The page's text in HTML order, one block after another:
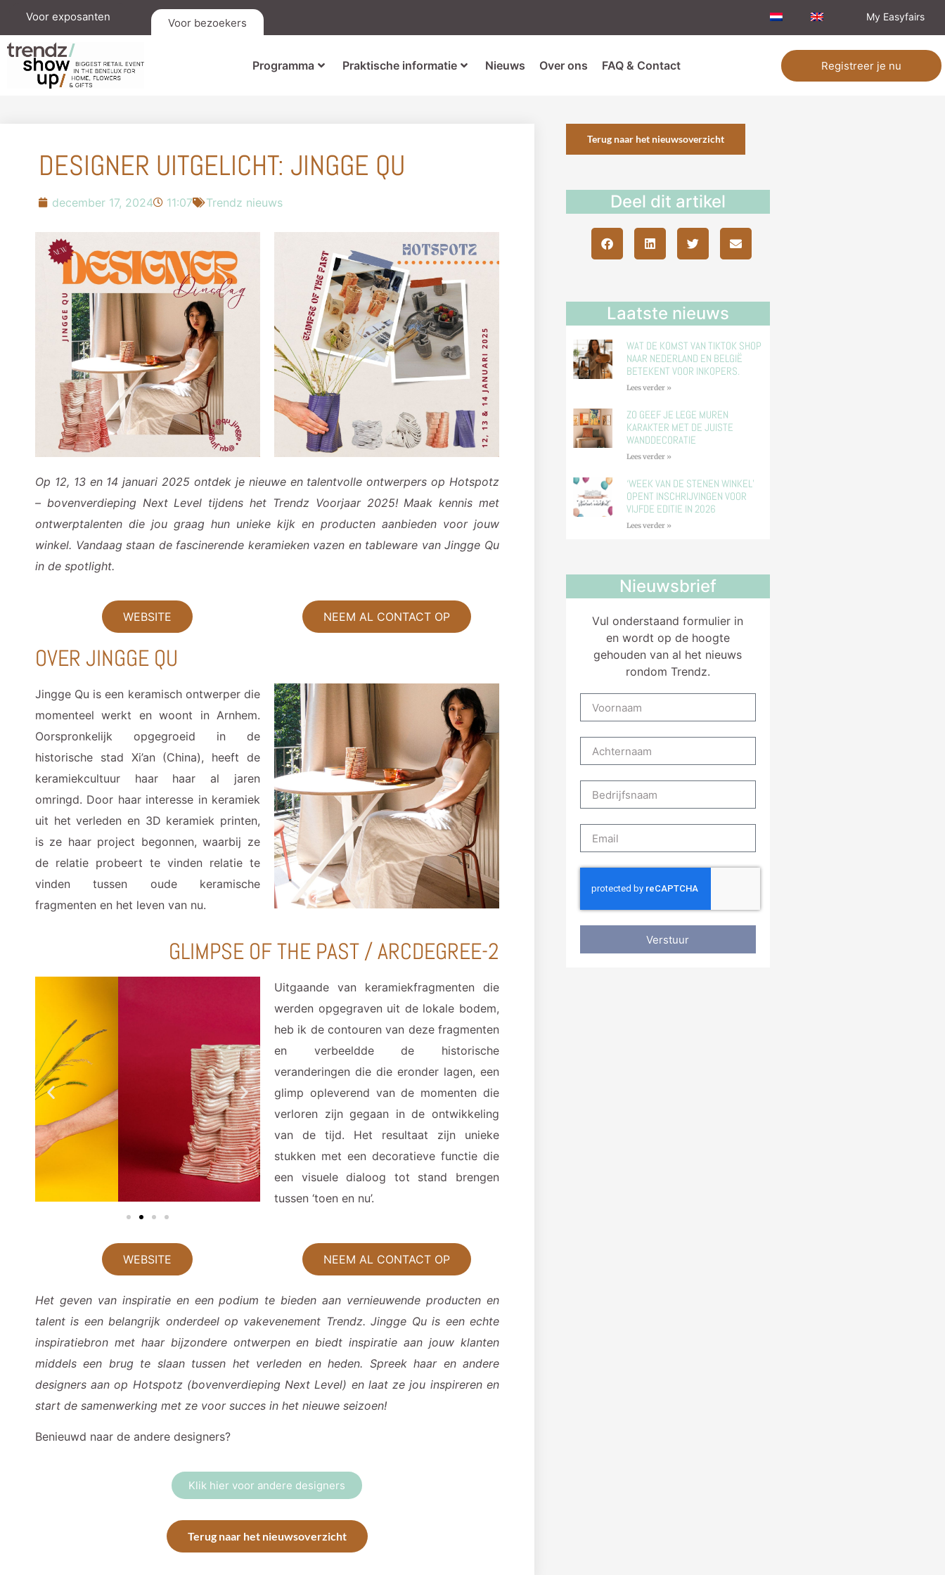
Voor exposanten Voor bezoekers My Easyfairs
Programma Praktische informatie Nieuws Over ons FAQ & Contact Registreer je nu
DESIGNER UITGELICHT: JINGGE QU
december 17, 2024 11:07 Trendz nieuws
Op 12, 13 en 14 januari 2025 ontdek je nieuwe en talentvolle ontwerpers op Hotspotz
– bovenverdieping Next Level tijdens het Trendz Voorjaar 2025! Maak kennis met
ontwerptalenten die jou graag hun unieke kijk en producten aanbieden voor jouw
winkel. Vandaag staan de fascinerende keramieken vazen en tableware van Jingge Qu
in de spotlight.
WEBSITE NEEM AL CONTACT OP
OVER JINGGE QU
Jingge Qu is een keramisch ontwerper die
momenteel werkt en woont in Arnhem.
Oorspronkelijk opgegroeid in de
historische stad Xi’an (China), heeft de
keramiekcultuur haar haar al jaren
omringd. Door haar interesse in keramiek
uit het verleden en 3D keramiek printen,
is ze haar project begonnen, waarbij ze
de relatie probeert te vinden relatie te
vinden tussen oude keramische
fragmenten en het leven van nu.
GLIMPSE OF THE PAST / ARCDEGREE-2
Uitgaande van keramiekfragmenten die
werden opgegraven uit de lokale bodem,
heb ik de contouren van deze fragmenten
en verbeeldde de historische
veranderingen die die eronder lagen, een
glimp opleverend van de momenten die
verloren zijn gegaan in de ontwikkeling
van de tijd. Het resultaat zijn unieke
stukken met een decoratieve functie die
een visuele dialoog tot stand brengen
tussen ‘toen en nu’.
WEBSITE NEEM AL CONTACT OP
Het geven van inspiratie en een podium te bieden aan vernieuwende producten en
talent is een belangrijk onderdeel op vakevenement Trendz. Jingge Qu is een echte
inspiratiebron met haar bijzondere ontwerpen en biedt inspiratie aan jouw klanten
middels een brug te slaan tussen het verleden en heden. Spreek haar en andere
designers aan op Hotspotz (bovenverdieping Next Level) en laat ze jou inspireren en
start de samenwerking met ze voor succes in het nieuwe seizoen!
Benieuwd naar de andere designers?
Klik hier voor andere designers
Terug naar het nieuwsoverzicht
Terug naar het nieuwsoverzicht
Deel dit artikel
Laatste nieuws
WAT DE KOMST VAN TIKTOK SHOP
NAAR NEDERLAND EN BELGIË
BETEKENT VOOR INKOPERS.
Lees verder »
ZO GEEF JE LEGE MUREN
KARAKTER MET DE JUISTE
WANDDECORATIE
Lees verder »
‘WEEK VAN DE STENEN WINKEL’
OPENT INSCHRIJVINGEN VOOR
VIJFDE EDITIE IN 2026
Lees verder »
Nieuwsbrief
Vul onderstaand formulier in
en wordt op de hoogte
gehouden van al het nieuws
rondom Trendz.
Verstuur